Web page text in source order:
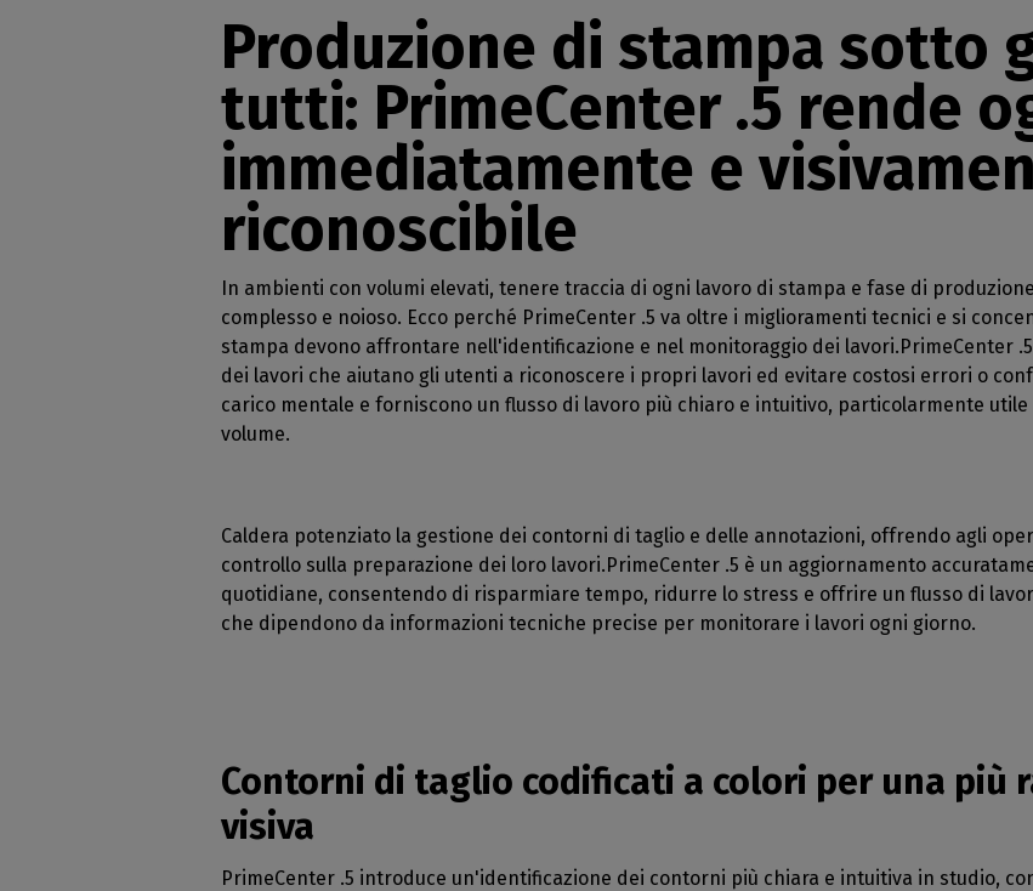
Licenze perpetue
Licenze RIP perpetue
Moduli CalderaRIP
Conoscere i moduli
CalderaRIP e i loro potenti
vantaggi
API REST di
CalderaConnect
SOFTWARE DTF - DTG RIP
Caldera Diretto al
cinema
RIP software per la stampa
Software RIP per la stampa
DTG
GESTIONE DEL SOFTWARE
CalderaDock
Gestite tutte le vostre
soluzioni Caldera
ARTICOLI DUREVOLI
Spettrofotometri
Strumenti di misurazione del
colore
Arredamento per la
casa
Stampa della decorazione
d'interni
Stampa industriale
Gestire la produzione
industriale
inchiostro
Riduzione del consumo
inchiostro
Taglio
Gestire i flussi di lavoro
stampa a taglio
Periferiche
supportate
Verificate la compatibilità
taglierine
Ricevete le nostre notizie
direttamente nella vostra
casella di posta elettronica
Produzione di stampa sotto
tutti: PrimeCenter .5 rende
immediatamente e
riconoscibile
In ambienti con volumi elevati, tenere traccia di ogni lavoro di stampa e fase di
complesso e noioso. Ecco perché PrimeCenter .5 va oltre i miglioramenti tecnici e si
stampa devono affrontare nell'identificazione e nel monitoraggio dei lavori.PrimeCenter
dei lavori che aiutano gli utenti a riconoscere i propri lavori ed evitare costosi errori o
carico mentale e forniscono un flusso di lavoro più chiaro e intuitivo, particolarmente
volume.
Caldera potenziato la gestione dei contorni di taglio e delle annotazioni, offrendo agli
controllo sulla preparazione dei loro lavori.PrimeCenter .5 è un aggiornamento
quotidiane, consentendo di risparmiare tempo, ridurre lo stress e offrire un flusso di
che dipendono da informazioni tecniche precise per monitorare i lavori ogni giorno.
Contorni di taglio codificati a colori per una più
visiva
PrimeCenter .5 introduce un'identificazione dei contorni più chiara e intuitiva in studio,